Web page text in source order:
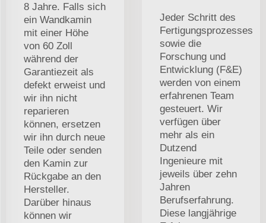
8 Jahre. Falls sich
ein Wandkamin
mit einer Höhe
von 60 Zoll
während der
Garantiezeit als
defekt erweist und
wir ihn nicht
reparieren
können, ersetzen
wir ihn durch neue
Teile oder senden
den Kamin zur
Rückgabe an den
Hersteller.
Darüber hinaus
können wir
Jeder Schritt des
Fertigungsprozesses
sowie die
Forschung und
Entwicklung (F&E)
werden von einem
erfahrenen Team
gesteuert. Wir
verfügen über
mehr als ein
Dutzend
Ingenieure mit
jeweils über zehn
Jahren
Berufserfahrung.
Diese langjährige